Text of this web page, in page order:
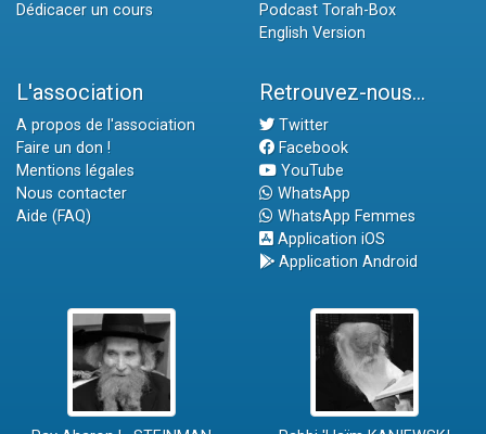
Dédicacer un cours
Podcast Torah-Box
English Version
L'association
A propos de l'association
Faire un don !
Mentions légales
Nous contacter
Aide (FAQ)
Retrouvez-nous...
Twitter
Facebook
YouTube
WhatsApp
WhatsApp Femmes
Application iOS
Application Android